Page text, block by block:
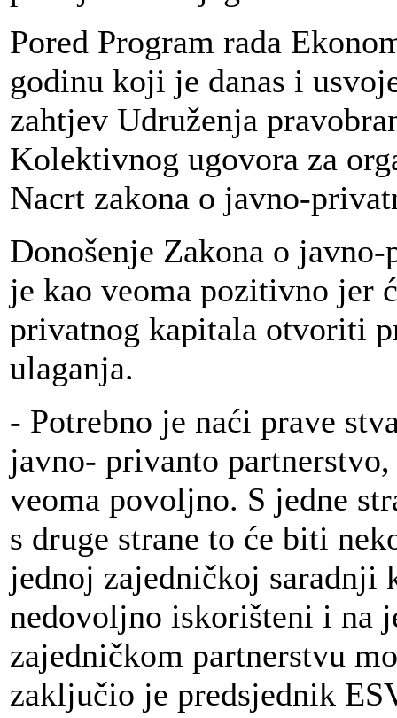
Pored Program rada
godinu koji je danas i
zahtjev Udruženja
Kolektivnog ugovora za
Nacrt zakona o javno-
Donošenje Zakona o
je kao veoma pozitivno jer
privatnog kapitala otvoriti
ulaganja.
- Potrebno je naći prave
javno- privanto
veoma povoljno. S jedne
s druge strane to će biti
jednoj zajedničkoj saradnji
nedovoljno iskorišteni i na
zajedničkom partnerstvu
zaključio je predsjednik